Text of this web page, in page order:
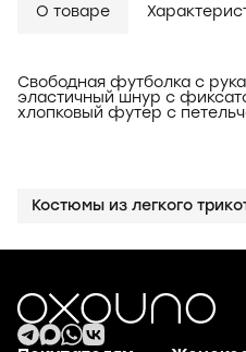
О товаре
Свободная футболка с
эластичный шнур с
хлопковый футер с